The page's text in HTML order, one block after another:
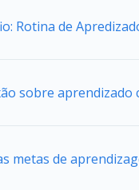
Rotina de
sobre
metas de